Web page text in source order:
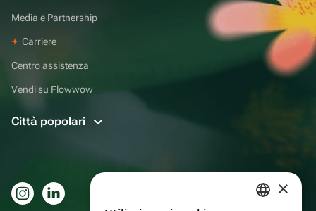
Media e Partnership
Carriere
Centro assistenza
Vendi su Flowwow
Città popolari
×